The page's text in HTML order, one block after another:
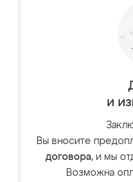
и
Вы вносите
договора, и мы
Возможна